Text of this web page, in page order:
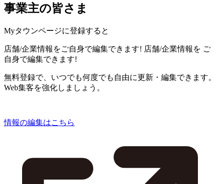
事業主の皆さま
Myタウンページに登録すると
店舗/企業情報をご自身で編集できます! 店舗/企業情報を ご
自身で編集できます!
無料登録で、いつでも何度でも自由に更新・編集できます。
Web集客を強化しましょう。
情報の編集はこちら